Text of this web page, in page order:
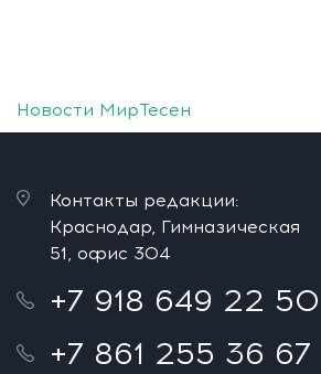
Новости МирТесен
Контакты редакции:
Краснодар, Гимназическая
51, офис 304
+7 918 649 22 50
+7 861 255 36 67